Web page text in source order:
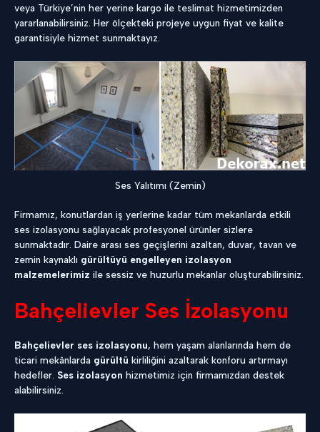
veya Türkiye’nin her yerine kargo ile teslimat hizmetimizden
yararlanabilirsiniz. Her ölçekteki projeye uygun fiyat ve kalite
garantisiyle hizmet sunmaktayız.
Ses Yalıtımı (Zemin)
Firmamız, konutlardan iş yerlerine kadar tüm mekanlarda etkili
ses izolasyonu sağlayacak profesyonel ürünler sizlere
sunmaktadır. Daire arası ses geçişlerini azaltan, duvar, tavan ve
zemin kaynaklı gürültüyü engelleyen izolasyon
malzemelerimiz ile sessiz ve huzurlu mekanlar oluşturabilirsiniz.
Bahçelievler Ses İzolasyonu
Bahçelievler ses izolasyonu, hem yaşam alanlarında hem de
ticari mekânlarda gürültü kirliliğini azaltarak konforu artırmayı
hedefler. Ses izolasyon hizmetimiz için firmamızdan destek
alabilirsiniz.